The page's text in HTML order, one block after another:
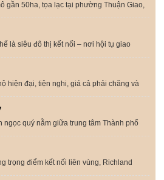
gần 50ha, tọa lạc tại phường Thuận Giao,
là siêu đô thị kết nối – nơi hội tụ giao
hiện đại, tiện nghi, giá cả phải chăng và
ngọc quý nằm giữa trung tâm Thành phố
trọng điểm kết nối liên vùng, Richland